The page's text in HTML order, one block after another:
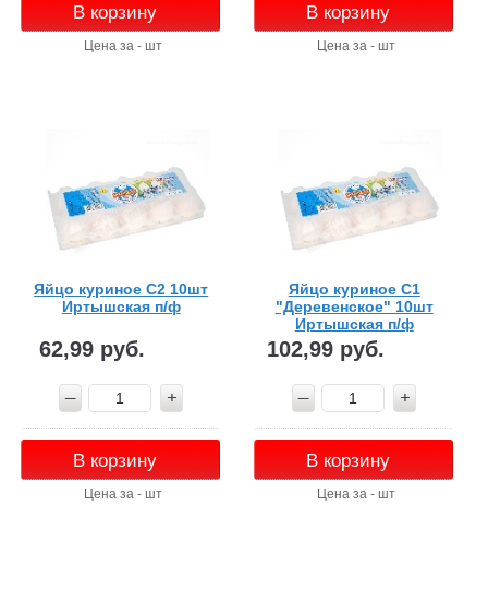
В корзину
Цена за - шт
В корзину
Цена за - шт
Яйцо куриное С2 10шт
Иртышская п/ф
62,99 руб.
В корзину
Цена за - шт
Яйцо куриное С1
"Деревенское" 10шт
Иртышская п/ф
102,99 руб.
В корзину
Цена за - шт